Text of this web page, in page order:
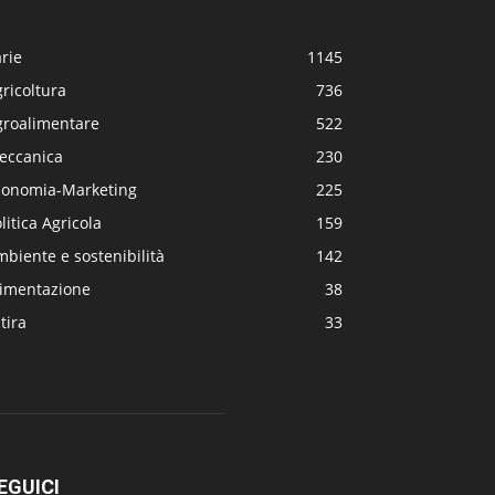
1145
736
522
230
Marketing
225
Agricola
159
e sostenibilità
142
38
33